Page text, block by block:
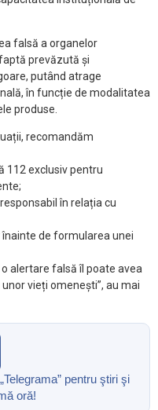
falsă a organelor
prevăzută și
putând atrage
în funcție de modalitatea
produse.
recomandăm
112 exclusiv pentru
în relația cu
de formularea unei
alertare falsă îl poate avea
vieți omenești”, au mai
pentru ştiri şi
oră!